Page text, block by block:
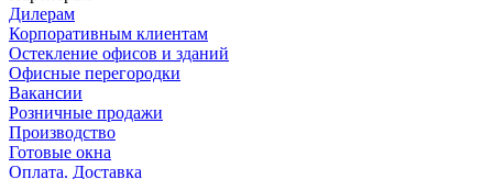
Дилерам
Корпоративным клиентам
Остекление офисов и зданий
Офисные перегородки
Вакансии
Розничные продажи
Производство
Готовые окна
Оплата. Доставка